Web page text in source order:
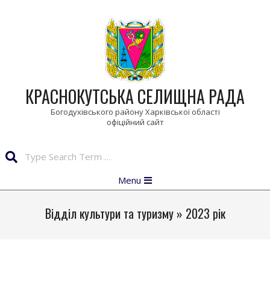
КРАСНОКУТСЬКА СЕЛИЩНА РАДА
Богодухівського району Харківської області
Navigation
Menu
Відділ культури та туризму » 2023 рік